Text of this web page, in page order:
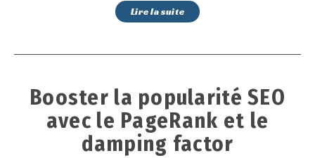
Lire la suite
Booster la popularité SEO
avec le PageRank et le
damping factor